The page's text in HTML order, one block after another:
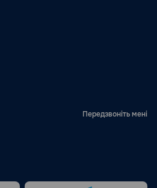
Передзвоніть мені